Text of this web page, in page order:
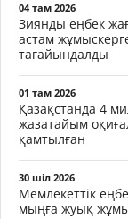
04 там 2026
Зиянды еңбек
астам
тағайындалды
01 там 2026
Қазақстанда 4
жазатайым
қамтылған
30 шіл 2026
Мемлекеттік
мыңға жуық